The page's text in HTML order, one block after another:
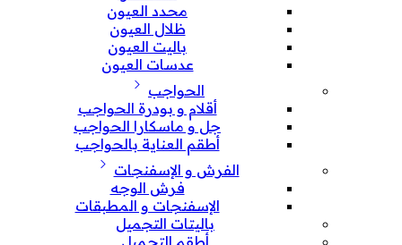
محدد العيون
ظلال العيون
باليت العيون
عدسات العيون
الحواجب
أقلام و بودرة الحواجب
جل و ماسكارا الحواجب
أطقم العناية بالحواجب
الفرش و الإسفنجات
فرش الوجه
الإسفنجات و المطبقات
باليتات التجميل
أطقم التجميل